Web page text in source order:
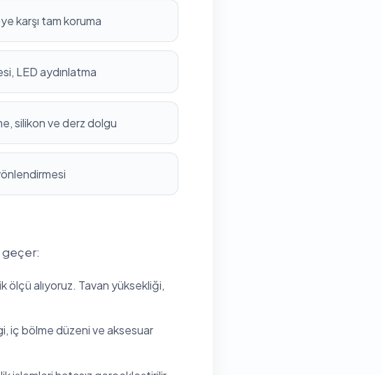
karşı tam koruma
LED aydınlatma
silikon ve derz dolgu
geçer:
ölçü alıyoruz. Tavan yüksekliği,
iç bölme düzeni ve aksesuar